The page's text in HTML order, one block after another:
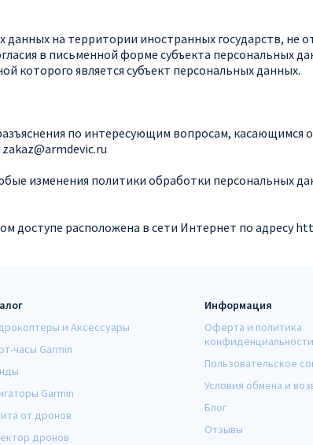
данных на территории иностранных государств,
в письменной форме субъекта персональных
которого является субъект персональных данных.
по интересующим вопросам, касающимся
zakaz@armdevic.ru
изменения политики обработки персональных
доступе расположена в сети Интернет по адресу
и Аксессуары
часы Garmin
Garmin
от дронов
дронов
Информация
Оферта и политика
конфиденциальности
Пользовательское
Условия обмена и
Блог
Отзывы